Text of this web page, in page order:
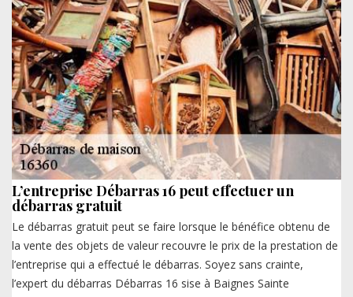
L’entreprise Débarras 16 peut effectuer un
débarras gratuit
Le débarras gratuit peut se faire lorsque le bénéfice obtenu de
la vente des objets de valeur recouvre le prix de la prestation de
l’entreprise qui a effectué le débarras. Soyez sans crainte,
l’expert du débarras Débarras 16 sise à Baignes Sainte